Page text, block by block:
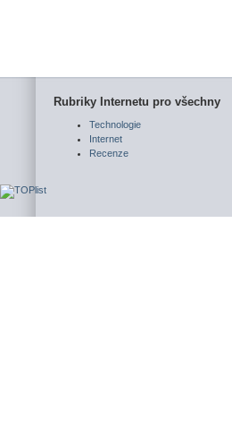
Rubriky Internetu pro všechny
Technologie
Internet
Recenze